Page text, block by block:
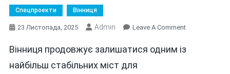
Спецпроекти Вінниця
23 Листопада, 2025 Admin Leave A CommentOn
Вакансії
Вінниця продовжує залишатися одним із
найбільш стабільних міст для